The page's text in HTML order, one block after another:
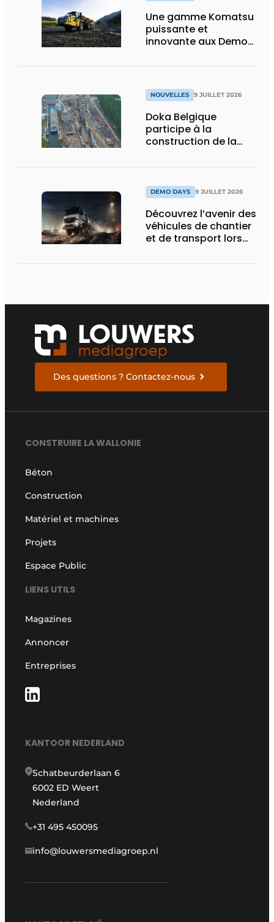
Une gamme Komatsu
puissante et
innovante aux Demo
NOUVELLES 9 JUILLET 2026
Doka Belgique
participe à la
construction de la
DEMO DAYS 9 JUILLET 2026
Découvrez l’avenir des
véhicules de chantier
et de transport lors
Des questions ? Contactez-nous
CONSTRUIRE LA WALLONIE
Béton
Construction
Matériel et machines
Projets
Espace Public
LIENS UTILS
Magazines
Annoncer
Entreprises
KANTOOR NEDERLAND
Schatbeurderlaan 6
6002 ED Weert
Nederland
+31 495 450095
info@louwersmediagroep.nl